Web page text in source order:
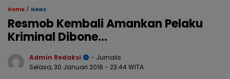
Home / News
Resmob Kembali Amankan Pelaku
Kriminal Dibone…
Admin Redaksi
- Jurnalis
Selasa, 30 Januari 2018 - 23:44 WITA